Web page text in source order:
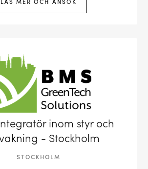
inom styr och
- Stockholm
STOCKHOLM